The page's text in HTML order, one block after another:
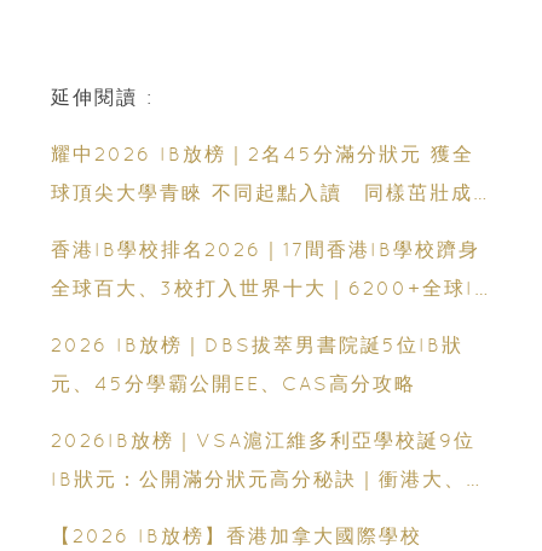
延伸閱讀 :
耀中2026 IB放榜｜2名45分滿分狀元 獲全
球頂尖大學青睞 不同起點入讀 同樣茁壯成
香港IB學校排名2026｜17間香港IB學校躋身
全球百大、3校打入世界十大｜6200+全球IB
2026 IB放榜｜DBS拔萃男書院誕5位IB狀
元、45分學霸公開EE、CAS高分攻略
2026IB放榜｜VSA滬江維多利亞學校誕9位
IB狀元：公開滿分狀元高分秘訣｜衝港大、帝
【2026 IB放榜】香港加拿大國際學校